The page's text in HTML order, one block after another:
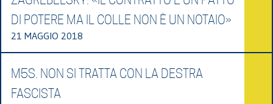
DI POTERE MA IL COLLE NON È UN NOTAIO»
21 MAGGIO 2018
M5S. NON SI TRATTA CON LA DESTRA
FASCISTA